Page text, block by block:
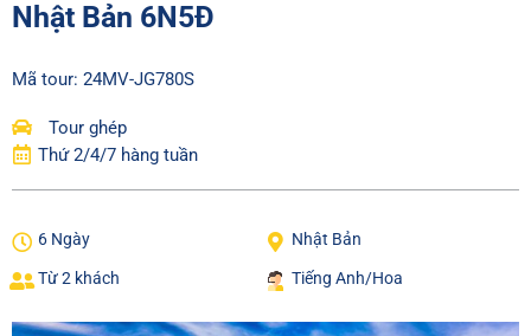
Nhật Bản 6N5Đ
Mã tour: 24MV-JG780S
Tour ghép
Thứ 2/4/7 hàng tuần
6 Ngày Nhật Bản
Từ 2 khách Tiếng Anh/Hoa